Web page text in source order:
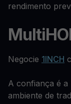
rendimento
Negocie 1INCH
A confiança é a
ambiente de